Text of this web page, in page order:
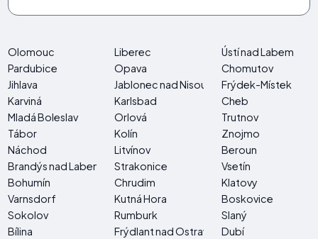
Olomouc Liberec
Ústí nad Labem
Pardubice
Opava
Chomutov
Jihlava
Jablonec nad Nisou
Frýdek-Místek
Karviná
Karlsbad
Cheb
Mladá Boleslav
Orlová
Trutnov
Tábor
Kolín
Znojmo
Náchod
Litvínov
Beroun
Brandýs nad Labem-Stará Boleslav
Strakonice
Vsetín
Bohumín
Chrudim
Klatovy
Varnsdorf
Kutná Hora
Boskovice
Sokolov
Rumburk
Slaný
Bílina
Frýdlant nad Ostravicí
Dubí